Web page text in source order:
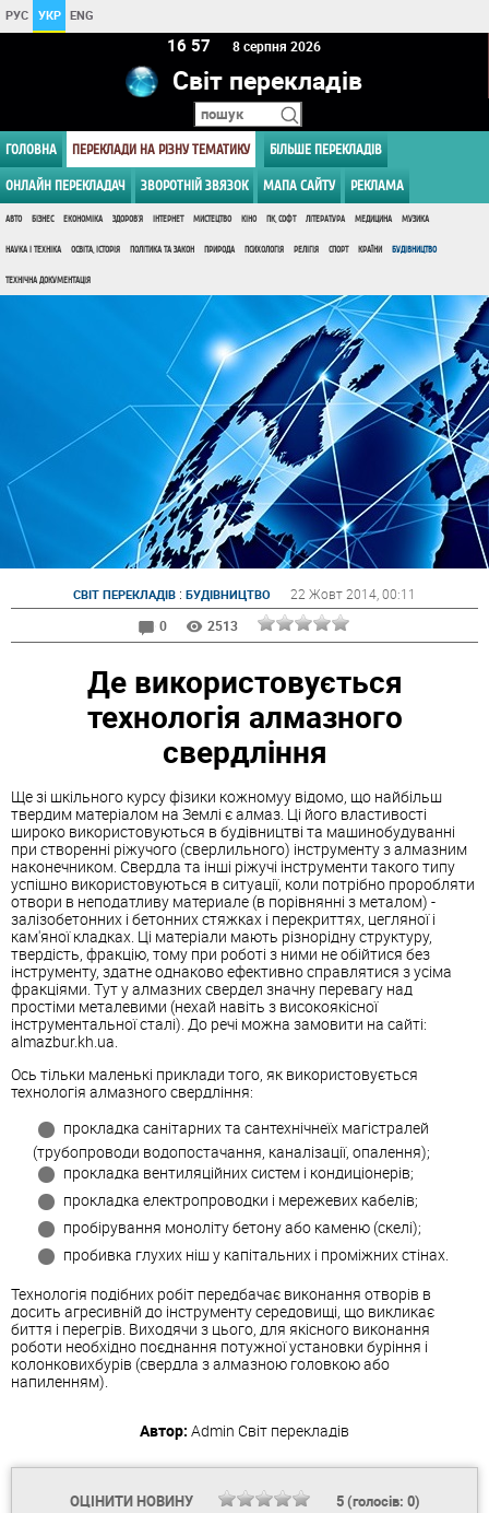
РУС УКР ENG
16 57 8 серпня 2026
Світ перекладів
ГОЛОВНА ПЕРЕКЛАДИ НА РІЗНУ ТЕМАТИКУ БІЛЬШЕ ПЕРЕКЛАДІВ
ОНЛАЙН ПЕРЕКЛАДАЧ ЗВОРОТНІЙ ЗВЯЗОК МАПА САЙТУ РЕКЛАМА
АВТО БІЗНЕС ЕКОНОМІКА ЗДОРОВ'Я ІНТЕРНЕТ МИСТЕЦТВО КІНО ПК, СОФТ ЛІТЕРАТУРА МЕДИЦИНА МУЗИКА
НАУКА І ТЕХНІКА ОСВІТА, ІСТОРІЯ ПОЛІТИКА ТА ЗАКОН ПРИРОДА ПСИХОЛОГІЯ РЕЛІГІЯ СПОРТ КРАЇНИ БУДІВНИЦТВО
ТЕХНІЧНА ДОКУМЕНТАЦІЯ
СВІТ ПЕРЕКЛАДІВ : БУДІВНИЦТВО 22 Жовт 2014 , 00:11
0
2513
Де використовується
технологія алмазного
свердління
Ще зі шкільного курсу фізики кожномуу відомо, що найбільш
твердим матеріалом на Землі є алмаз. Ці його властивості
широко використовуються в будівництві та машинобудуванні
при створенні ріжучого (сверлильного) інструменту з алмазним
наконечником. Свердла та інші ріжучі інструменти такого типу
успішно використовуються в ситуації, коли потрібно проробляти
отвори в неподатливу материале (в порівнянні з металом) -
залізобетонних і бетонних стяжках і перекриттях, цегляної і
кам'яної кладках. Ці матеріали мають різнорідну структуру,
твердість, фракцію, тому при роботі з ними не обійтися без
інструменту, здатне однаково ефективно справлятися з усіма
фракціями. Тут у алмазних свердел значну перевагу над
простіми металевими (нехай навіть з високоякісної
інструментальної сталі). До речі можна замовити на сайті:
almazbur.kh.ua.
Ось тільки маленькі приклади того, як використовується
технологія алмазного свердління:
прокладка санітарних та сантехнічнеїх магістралей
(трубопроводи водопостачання, каналізації, опалення);
прокладка вентиляційних систем і кондиціонерів;
прокладка електропроводки і мережевих кабелів;
пробірування моноліту бетону або каменю (скелі);
пробивка глухих ніш у капітальних і проміжних стінах.
Технологія подібних робіт передбачає виконання отворів в
досить агресивній до інструменту середовищі, що викликає
биття і перегрів. Виходячи з цього, для якісного виконання
роботи необхідно поєднання потужної установки буріння і
колонковихбурів (свердла з алмазною головкою або
напиленням).
Автор: Admin Світ перекладів
ОЦІНИТИ НОВИНУ 5(голосів: 0)